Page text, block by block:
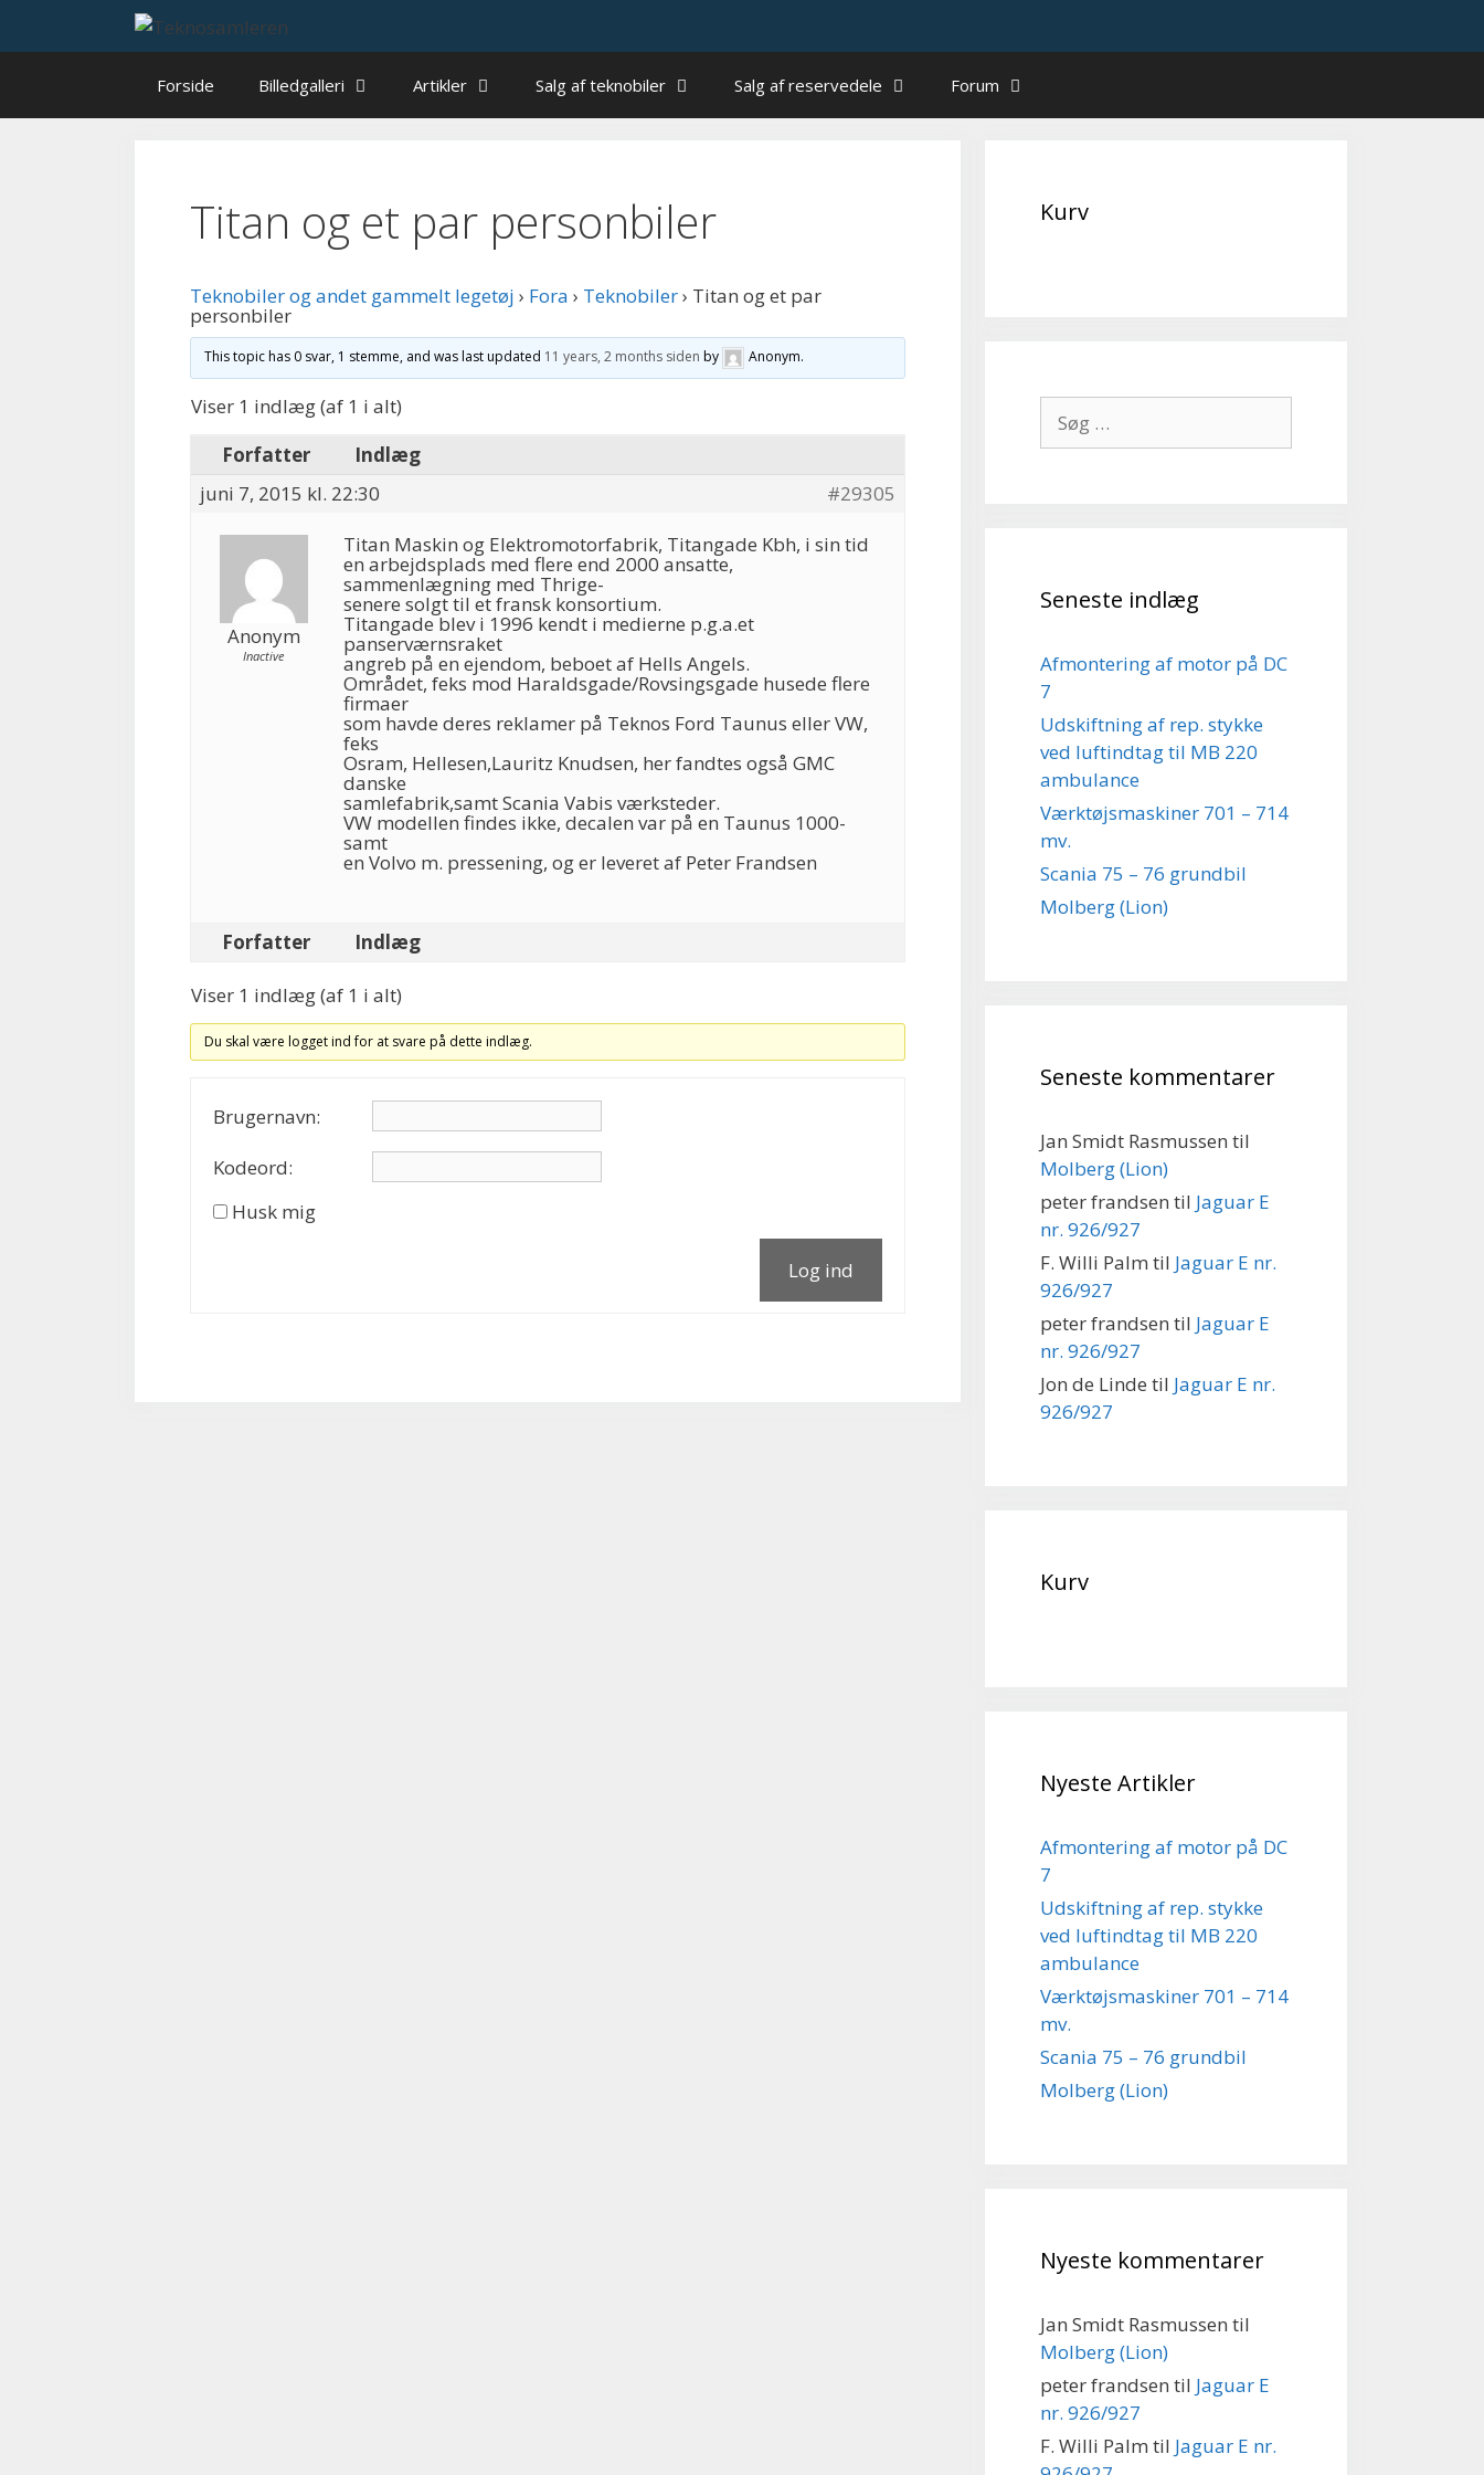
Forside Billedgalleri Artikler Salg af teknobiler Salg af reservedele Forum
Titan og et par personbiler
Teknobiler og andet gammelt legetøj › Fora › Teknobiler› Titan og et par
personbiler
This topic has 0 svar, 1 stemme, and was last updated 11 years, 2 months siden by Anonym.
Viser 1 indlæg (af 1 i alt)
Forfatter
Indlæg
juni 7, 2015 kl. 22:30
#29305
Anonym
Inactive
Titan Maskin og Elektromotorfabrik, Titangade Kbh, i sin tid
en arbejdsplads med flere end 2000 ansatte,
sammenlægning med Thrige-
senere solgt til et fransk konsortium.
Titangade blev i 1996 kendt i medierne p.g.a.et
panserværnsraket
angreb på en ejendom, beboet af Hells Angels.
Området, feks mod Haraldsgade/Rovsingsgade husede flere
firmaer
som havde deres reklamer på Teknos Ford Taunus eller VW,
feks
Osram, Hellesen,Lauritz Knudsen, her fandtes også GMC
danske
samlefabrik,samt Scania Vabis værksteder.
VW modellen findes ikke, decalen var på en Taunus 1000-
samt
en Volvo m. pressening, og er leveret af Peter Frandsen
Forfatter Indlæg
Viser 1 indlæg (af 1 i alt)
Du skal være logget ind for at svare på dette indlæg.
Brugernavn:
Kodeord:
Husk mig
Log ind
Kurv
efter:
Seneste indlæg
Afmontering af motor på DC
7
Udskiftning af rep. stykke
ved luftindtag til MB 220
ambulance
Værktøjsmaskiner 701 – 714
mv.
Scania 75 – 76 grundbil
Molberg (Lion)
Seneste kommentarer
Jan Smidt Rasmussen til
Molberg (Lion)
peter frandsen til Jaguar E
nr. 926/927
F. Willi Palm til Jaguar E nr.
926/927
peter frandsen til Jaguar E
nr. 926/927
Jon de Linde til Jaguar E nr.
926/927
Kurv
Nyeste Artikler
Afmontering af motor på DC
7
Udskiftning af rep. stykke
ved luftindtag til MB 220
ambulance
Værktøjsmaskiner 701 – 714
mv.
Scania 75 – 76 grundbil
Molberg (Lion)
Nyeste kommentarer
Jan Smidt Rasmussen til
Molberg (Lion)
peter frandsen til Jaguar E
nr. 926/927
F. Willi Palm til Jaguar E nr.